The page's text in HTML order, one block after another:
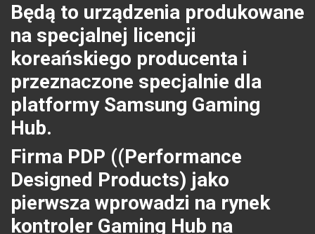
Będą to urządzenia produkowane
na specjalnej licencji
koreańskiego producenta i
przeznaczone specjalnie dla
platformy Samsung Gaming
Hub.
Firma PDP ((Performance
Designed Products) jako
pierwsza wprowadzi na rynek
kontroler Gaming Hub na